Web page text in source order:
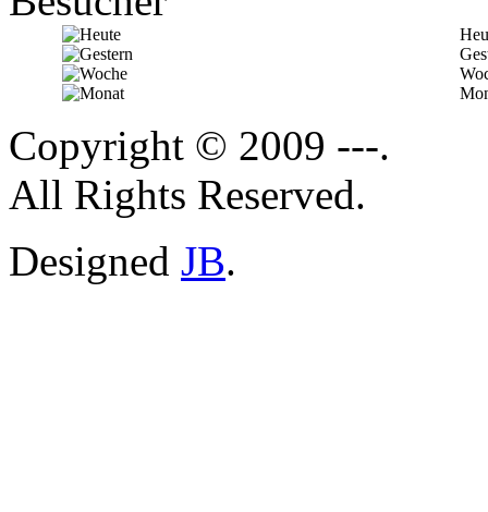
Copyright © 2009 ---.
All Rights Reserved.
Designed JB.